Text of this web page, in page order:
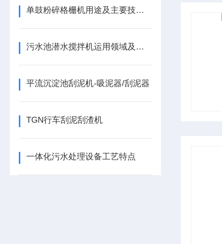
单鼓粉碎格栅机用途及主要技术参数
污水池潜水搅拌机运用领域及特点
平流沉淀池刮泥机-吸泥器/刮泥器
TGN行车刮泥刮渣机
一体化污水处理设备工艺特点